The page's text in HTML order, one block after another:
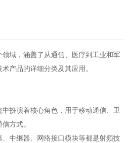
域，涵盖了从通信、医疗到工业和军
产品的详细分类及其应用。
扮演着核心角色，用于移动通信、卫
方式。
中继器、网络接口模块等都是射频技